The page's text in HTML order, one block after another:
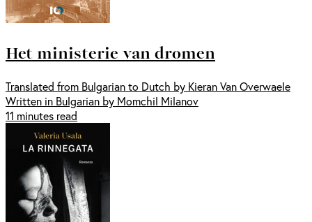
Het ministerie van dromen
Translated from Bulgarian to Dutch by Kieran Van Overwaele
Written in Bulgarian by Momchil Milanov
11 minutes read